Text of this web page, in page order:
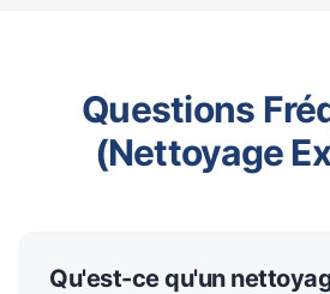
Questions
(Nettoyage
Qu'est-ce qu'un